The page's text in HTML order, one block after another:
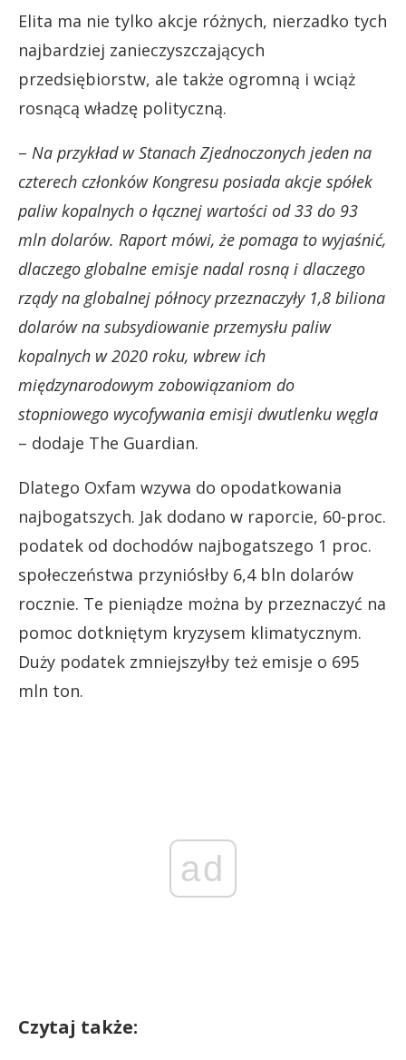
Elita ma nie tylko akcje różnych, nierzadko tych
najbardziej zanieczyszczających
przedsiębiorstw, ale także ogromną i wciąż
rosnącą władzę polityczną.
– Na przykład w Stanach Zjednoczonych jeden na
czterech członków Kongresu posiada akcje spółek
paliw kopalnych o łącznej wartości od 33 do 93
mln dolarów. Raport mówi, że pomaga to wyjaśnić,
dlaczego globalne emisje nadal rosną i dlaczego
rządy na globalnej północy przeznaczyły 1,8 biliona
dolarów na subsydiowanie przemysłu paliw
kopalnych w 2020 roku, wbrew ich
międzynarodowym zobowiązaniom do
stopniowego wycofywania emisji dwutlenku węgla
– dodaje The Guardian.
Dlatego Oxfam wzywa do opodatkowania
najbogatszych. Jak dodano w raporcie, 60-proc.
podatek od dochodów najbogatszego 1 proc.
społeczeństwa przyniósłby 6,4 bln dolarów
rocznie. Te pieniądze można by przeznaczyć na
pomoc dotkniętym kryzysem klimatycznym.
Duży podatek zmniejszyłby też emisje o 695
mln ton.
ad
Czytaj także: